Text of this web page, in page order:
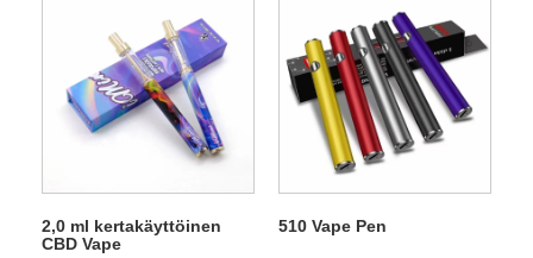
2,0 ml kertakäyttöinen
CBD Vape
510 Vape Pen